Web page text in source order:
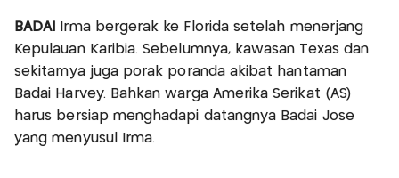
BADAI
Irma bergerak ke Florida setelah menerjang
Kepulauan Karibia. Sebelumnya, kawasan Texas dan
sekitarnya juga porak poranda akibat hantaman
Badai Harvey. Bahkan warga Amerika Serikat (AS)
harus bersiap menghadapi datangnya Badai Jose
yang menyusul Irma.